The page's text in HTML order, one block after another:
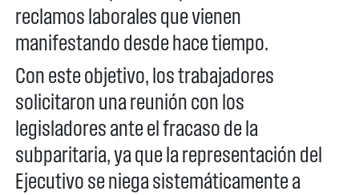
reclamos laborales que vienen
manifestando desde hace tiempo.
Con este objetivo, los trabajadores
solicitaron una reunión con los
legisladores ante el fracaso de la
subparitaria, ya que la representación del
Ejecutivo se niega sistemáticamente a